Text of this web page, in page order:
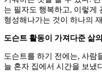
는 필자도 행복하고, 이렇게
형성해나가는 것이 하나의
도슨트 활동이 가져다준 삶
도슨트를 하기 전에는, 사람
늘 혼자 집에서 시간을 보냈